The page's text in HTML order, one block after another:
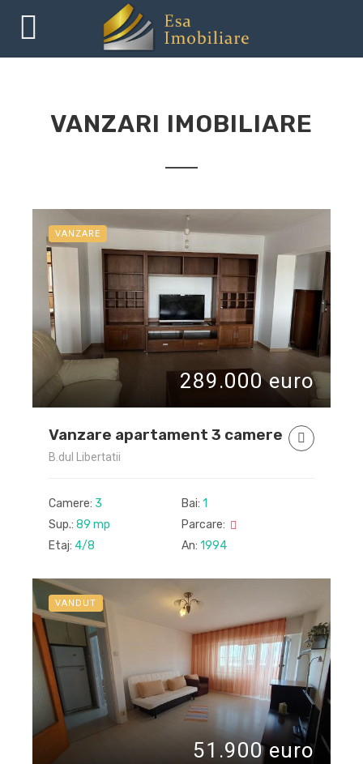
VANZARI IMOBILIARE
VANZARE
289.000 euro
Vanzare apartament 3 camere
B.dul Libertatii
Camere: 3 Bai: 1
Sup.: 89 mp
Parcare:
Etaj: 4/8 An: 1994
VANDUT
51.900 euro